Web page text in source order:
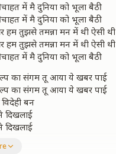
में मै दुनिया को भूला बैठी
में मै दुनिया को भूला बैठी
हम तुझसे तमन्ना मन में थी ऐसी थी
हम तुझसे तमन्ना मन में थी ऐसी थी
में मै दुनिया को भूला बैठी
का संगम तू आया ये खबर पाई
का संगम तू आया ये खबर पाई
बन
दिखलाई
दिखलाई
भूल कैसी